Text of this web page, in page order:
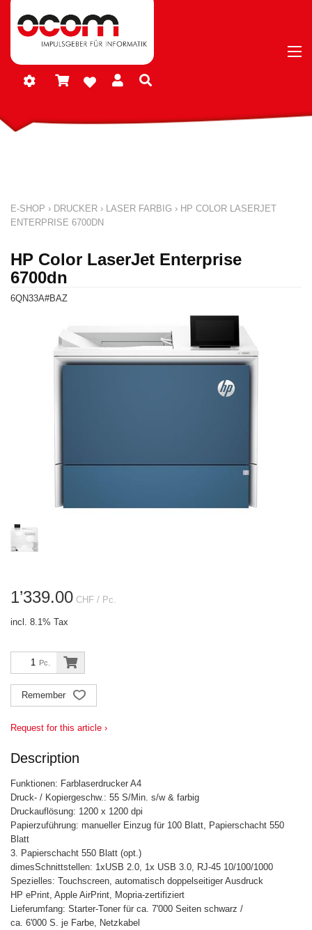
E-SHOP › DRUCKER › LASER FARBIG › HP COLOR LASERJET
ENTERPRISE 6700DN
HP Color LaserJet Enterprise
6700dn
6QN33A#BAZ
1’339.00 CHF / Pc.
incl. 8.1% Tax
Pc.
Remember
Request for this article ›
Description
Funktionen: Farblaserdrucker A4
Druck- / Kopiergeschw.: 55 S/Min. s/w & farbig
Druckauflösung: 1200 x 1200 dpi
Papierzuführung: manueller Einzug für 100 Blatt, Papierschacht 550
Blatt
3. Papierschacht 550 Blatt (opt.)
dimesSchnittstellen: 1xUSB 2.0, 1x USB 3.0, RJ-45 10/100/1000
Spezielles: Touchscreen, automatisch doppelseitiger Ausdruck
HP ePrint, Apple AirPrint, Mopria-zertifiziert
Lieferumfang: Starter-Toner für ca. 7'000 Seiten schwarz /
ca. 6'000 S. je Farbe, Netzkabel